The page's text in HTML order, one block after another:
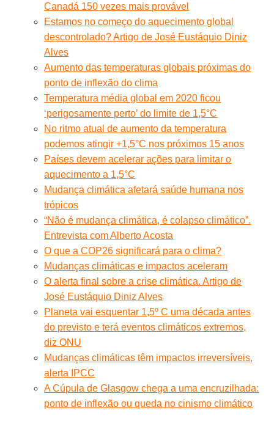
Canadá 150 vezes mais provável
Estamos no começo do aquecimento global
descontrolado? Artigo de José Eustáquio Diniz
Alves
Aumento das temperaturas globais próximas do
ponto de inflexão do clima
Temperatura média global em 2020 ficou
‘perigosamente perto’ do limite de 1,5°C
No ritmo atual de aumento da temperatura
podemos atingir +1,5°C nos próximos 15 anos
Países devem acelerar ações para limitar o
aquecimento a 1,5°C
Mudança climática afetará saúde humana nos
trópicos
“Não é mudança climática, é colapso climático”.
Entrevista com Alberto Acosta
O que a COP26 significará para o clima?
Mudanças climáticas e impactos aceleram
O alerta final sobre a crise climática. Artigo de
José Eustáquio Diniz Alves
Planeta vai esquentar 1,5º C uma década antes
do previsto e terá eventos climáticos extremos,
diz ONU
Mudanças climáticas têm impactos irreversíveis,
alerta IPCC
A Cúpula de Glasgow chega a uma encruzilhada:
ponto de inflexão ou queda no cinismo climático